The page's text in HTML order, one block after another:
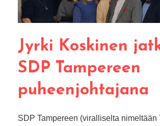
Jyrki Koskinen
SDP Tampereen
puheenjohtajana
SDP Tampereen (viralliselta nimeltään